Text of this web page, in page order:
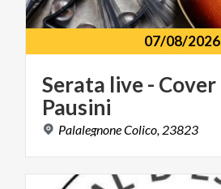
07/08/2026
Serata live- Cover
Pausini
PalalegnoneColico, 23823